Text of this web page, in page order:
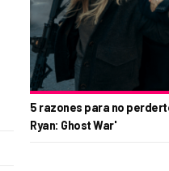
5 razones para no
Ryan: Ghost War'